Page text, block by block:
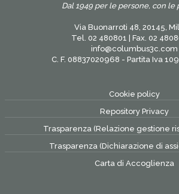
Dal 1949 per le persone, con le
Via Buonarroti 48, 20145,
Tel. 02 480801 | Fax. 02
info@columbus3c.com
C. F. 08837020968 - Partita Iva
Cookie policy
Repository Privacy
Trasparenza (Relazione gestione
Trasparenza (Dichiarazione di
Carta di Accoglienza